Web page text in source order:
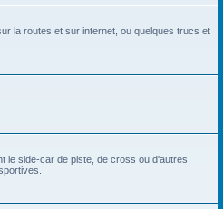
la routes et sur internet, ou quelques trucs et
le side-car de piste, de cross ou d'autres